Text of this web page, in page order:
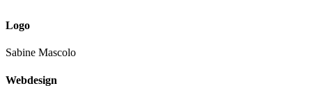
Logo
Sabine Mascolo
Webdesign